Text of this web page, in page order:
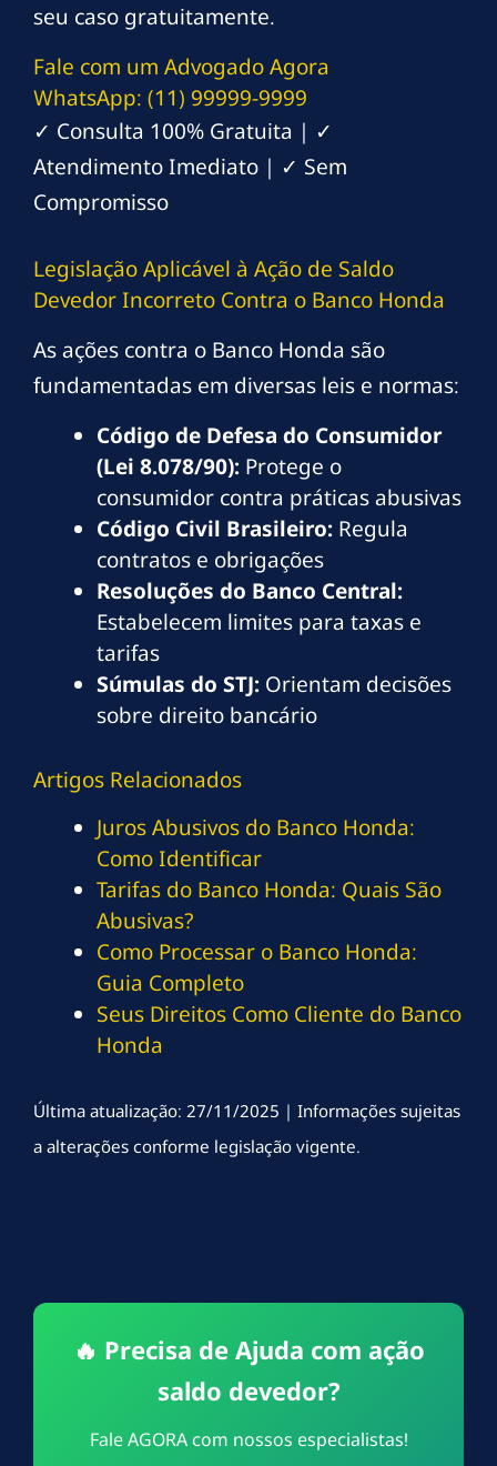
seu caso gratuitamente.
Fale com um Advogado Agora
WhatsApp: (11) 99999-9999
✓ Consulta 100% Gratuita | ✓
Atendimento Imediato | ✓ Sem
Compromisso
Legislação Aplicável à Ação de Saldo
Devedor Incorreto Contra o Banco Honda
As ações contra o Banco Honda são
fundamentadas em diversas leis e normas:
Código de Defesa do Consumidor
(Lei 8.078/90): Protege o
consumidor contra práticas abusivas
Código Civil Brasileiro: Regula
contratos e obrigações
Resoluções do Banco Central:
Estabelecem limites para taxas e
tarifas
Súmulas do STJ: Orientam decisões
sobre direito bancário
Artigos Relacionados
Juros Abusivos do Banco Honda:
Como Identificar
Tarifas do Banco Honda: Quais São
Abusivas?
Como Processar o Banco Honda:
Guia Completo
Seus Direitos Como Cliente do Banco
Honda
Última atualização: 27/11/2025 | Informações sujeitas
a alterações conforme legislação vigente.
🔥 Precisa de Ajuda com ação
saldo devedor?
Fale AGORA com nossos especialistas!